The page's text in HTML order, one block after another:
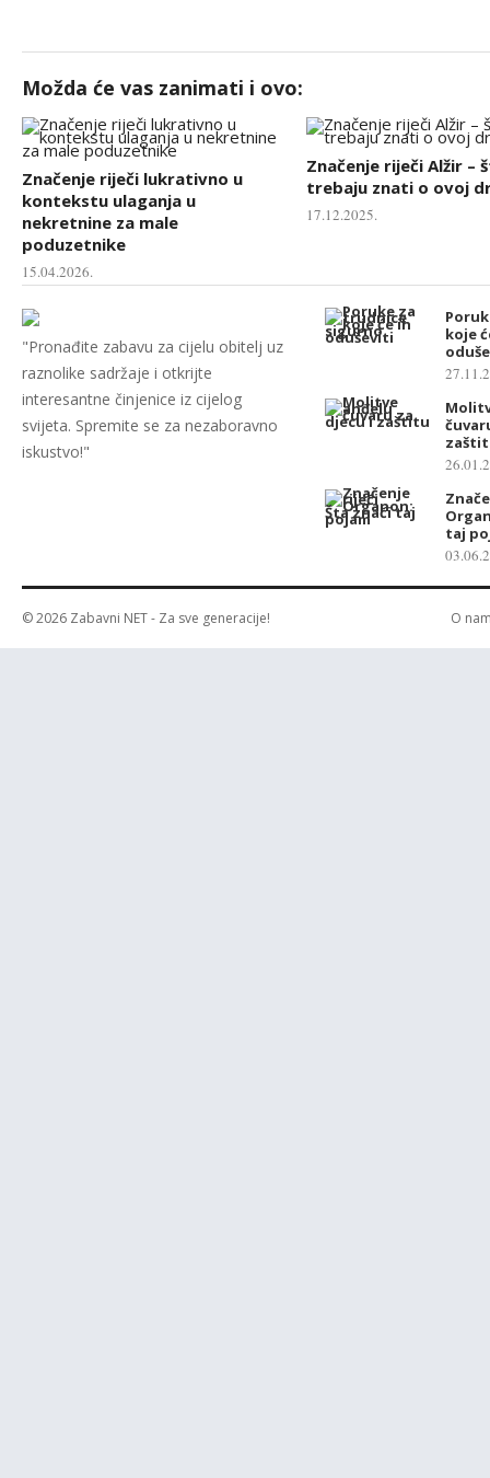
Možda će vas zanimati i ovo:
Značenje riječi lukrativno u
kontekstu ulaganja u
nekretnine za male
poduzetnike
15.04.2026.
Značenje riječi Alžir –
trebaju znati o ovoj
17.12.2025.
"Pronađite zabavu za cijelu obitelj uz
raznolike sadržaje i otkrijte
interesantne činjenice iz cijelog
svijeta. Spremite se za nezaboravno
iskustvo!"
koje
taj
© 2026 Zabavni NET- Za sve generacije! O